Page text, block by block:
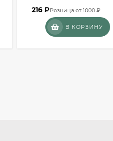
216 ₽Розница от 1000 ₽
В КОРЗИНУ